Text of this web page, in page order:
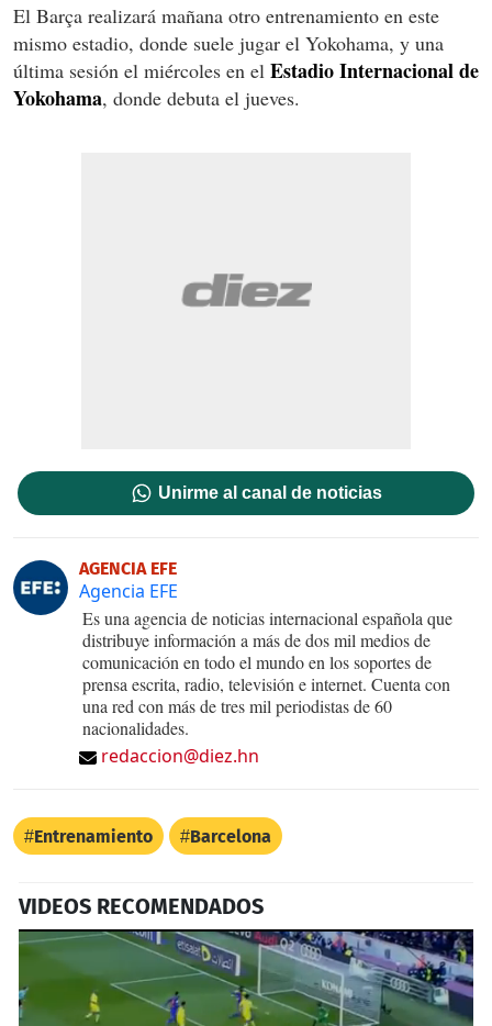
El Barça realizará mañana otro entrenamiento en este
mismo estadio, donde suele jugar el Yokohama, y una
última sesión el miércoles en el Estadio Internacional de
Yokohama, donde debuta el jueves.
Unirme al canal de noticias
AGENCIA EFE
Agencia EFE
Es una agencia de noticias internacional española que
distribuye información a más de dos mil medios de
comunicación en todo el mundo en los soportes de
prensa escrita, radio, televisión e internet. Cuenta con
una red con más de tres mil periodistas de 60
nacionalidades.
redaccion@diez.hn
Entrenamiento Barcelona
VIDEOS RECOMENDADOS